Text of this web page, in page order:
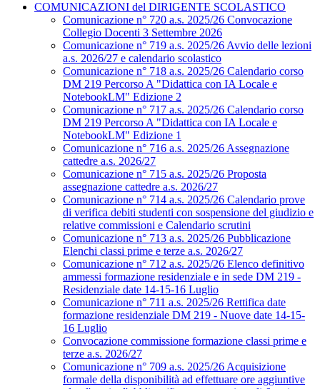
COMUNICAZIONI del DIRIGENTE SCOLASTICO
Comunicazione n° 720 a.s. 2025/26 Convocazione
Collegio Docenti 3 Settembre 2026
Comunicazione n° 719 a.s. 2025/26 Avvio delle lezioni
a.s. 2026/27 e calendario scolastico
Comunicazione n° 718 a.s. 2025/26 Calendario corso
DM 219 Percorso A "Didattica con IA Locale e
NotebookLM" Edizione 2
Comunicazione n° 717 a.s. 2025/26 Calendario corso
DM 219 Percorso A "Didattica con IA Locale e
NotebookLM" Edizione 1
Comunicazione n° 716 a.s. 2025/26 Assegnazione
cattedre a.s. 2026/27
Comunicazione n° 715 a.s. 2025/26 Proposta
assegnazione cattedre a.s. 2026/27
Comunicazione n° 714 a.s. 2025/26 Calendario prove
di verifica debiti studenti con sospensione del giudizio e
relative commissioni e Calendario scrutini
Comunicazione n° 713 a.s. 2025/26 Pubblicazione
Elenchi classi prime e terze a.s. 2026/27
Comunicazione n° 712 a.s. 2025/26 Elenco definitivo
ammessi formazione residenziale e in sede DM 219 -
Residenziale date 14-15-16 Luglio
Comunicazione n° 711 a.s. 2025/26 Rettifica date
formazione residenziale DM 219 - Nuove date 14-15-
16 Luglio
Convocazione commissione formazione classi prime e
terze a.s. 2026/27
Comunicazione n° 709 a.s. 2025/26 Acquisizione
formale della disponibilità ad effettuare ore aggiuntive